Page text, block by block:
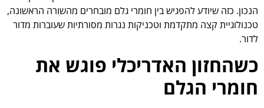
הנכון. כזה שיודע להפגיש בין חומרי גלם מובחרים מהשורה הראשונה,
טכנולוגיית קצה מתקדמת וטכניקות נגרות מסורתיות שעוברות מדור
לדור.
כשהחזון האדריכלי פוגש את
חומרי הגלם